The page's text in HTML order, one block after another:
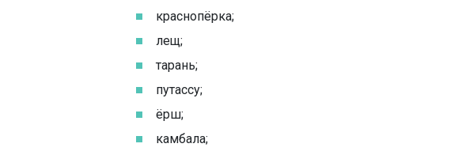
краснопёрка;
лещ;
тарань;
путассу;
ёрш;
камбала;